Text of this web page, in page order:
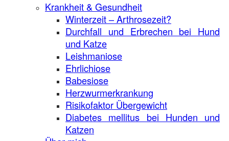
Krankheit & Gesundheit
Winterzeit – Arthrosezeit?
Durchfall und Erbrechen bei Hund
und Katze
Leishmaniose
Ehrlichiose
Babesiose
Herzwurmerkrankung
Risikofaktor Übergewicht
Diabetes mellitus bei Hunden und
Katzen